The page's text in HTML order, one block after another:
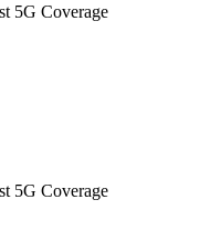
5G Coverage
5G Coverage